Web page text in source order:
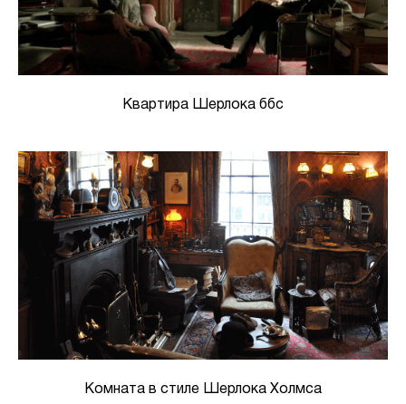
Квартира Шерлока ббс
Комната в стиле Шерлока Холмса